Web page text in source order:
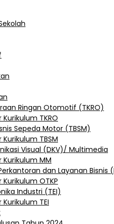
Ringan Otomotif (TKRO)
TKRO
Sepeda Motor (TBSM)
TBSM
Visual (DKV)/ Multimedia
Kurikulum MM
dan Layanan Bisnis
OTKP
Industri (TEI)
TEI